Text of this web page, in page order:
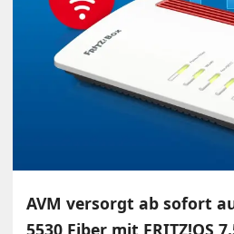
AVM versorgt ab sofort
5530 Fiber mit FRITZ!OS